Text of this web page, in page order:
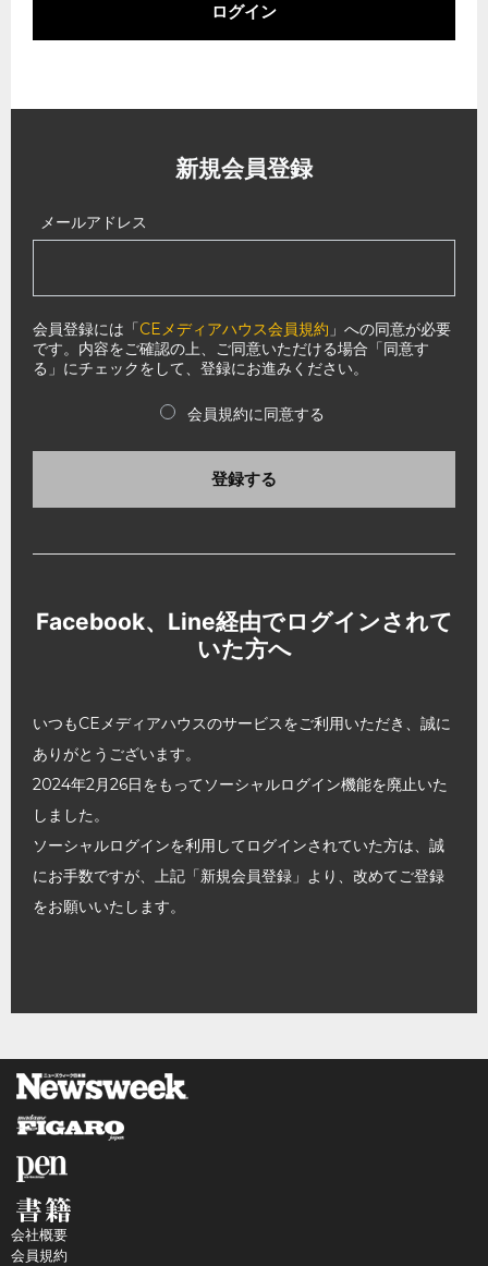
ログイン
新規会員登録
メールアドレス
会員登録には「CEメディアハウス会員規約 」への同意が必要
です。内容をご確認の上、ご同意いただける場合「同意す
る」にチェックをして、登録にお進みください。
会員規約に同意する
登録する
Facebook、Line経由でログインされて
いた方へ
いつもCEメディアハウスのサービスをご利用いただき、誠に
ありがとうございます。
2024年2月26日をもってソーシャルログイン機能を廃止いた
しました。
ソーシャルログインを利用してログインされていた方は、誠
にお手数ですが、上記「新規会員登録」より、改めてご登録
をお願いいたします。
会社概要
会員規約